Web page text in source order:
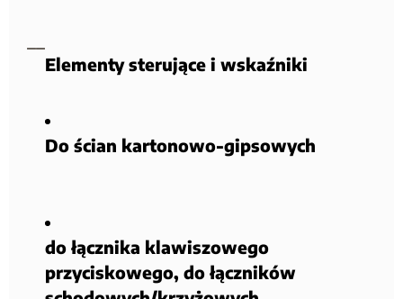
Elementy sterujące i wskaźniki
Do ścian kartonowo-gipsowych
do łącznika klawiszowego
przyciskowego, do łączników